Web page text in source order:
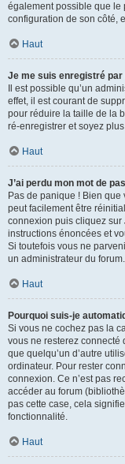
également possible que le
configuration de son côté,
Haut
Je me suis enregistré
Il est possible qu’un
effet, il est courant de
pour réduire la taille de la
ré-enregistrer et soyez
Haut
J’ai perdu mon mot de
Pas de panique ! Bien que
peut facilement être
connexion puis cliquez sur
instructions énoncées et
Si toutefois vous ne
un administrateur du forum.
Haut
Pourquoi suis-je
Si vous ne cochez pas la
vous ne resterez connecté
que quelqu’un d’autre
ordinateur. Pour rester
connexion. Ce n’est pas
accéder au forum
pas cette case, cela
fonctionnalité.
Haut